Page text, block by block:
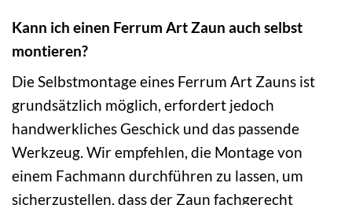
Kann ich einen Ferrum Art Zaun auch selbst
montieren?
Die Selbstmontage eines Ferrum Art Zauns ist
grundsätzlich möglich, erfordert jedoch
handwerkliches Geschick und das passende
Werkzeug. Wir empfehlen, die Montage von
einem Fachmann durchführen zu lassen, um
sicherzustellen, dass der Zaun fachgerecht